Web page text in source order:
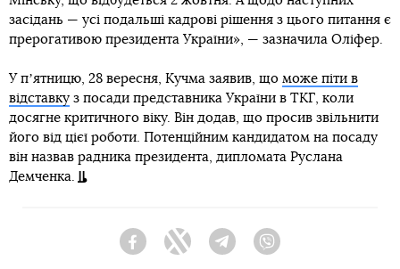
засідань — усі подальші кадрові рішення з цього питання є
прерогативою президента України», — зазначила Оліфер.
У пʼятницю, 28 вересня, Кучма заявив, що може піти в
відставку з посади представника України в ТКГ, коли
досягне критичного віку. Він додав, що просив звільнити
його від цієї роботи. Потенційним кандидатом на посаду
він назвав радника президента, дипломата Руслана
Демченка.
FacebookTwitter Telegram